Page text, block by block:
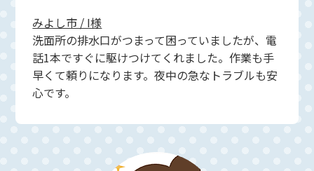
みよし市 / I様
洗面所の排水口がつまって困っていましたが、電
話1本ですぐに駆けつけてくれました。作業も手
早くて頼りになります。夜中の急なトラブルも安
心です。